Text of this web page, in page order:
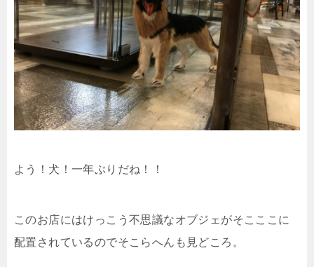
よう！犬！一年ぶりだね！！
このお店にはけっこう不思議なオブジェがそこここに
配置されているのでそこらへんも見どころ。